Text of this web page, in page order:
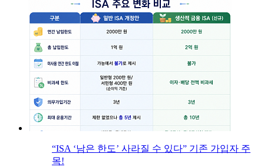
“ISA ‘남은 한도’ 사라질 수 있다” 기존 가입자 주
목!